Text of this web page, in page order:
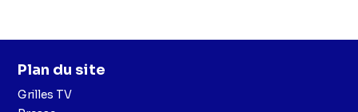
Plan du site
Grilles TV